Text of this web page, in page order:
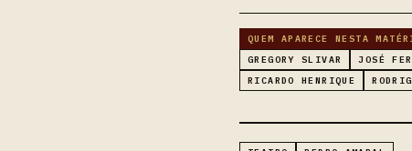
QUEM APARECE NESTA
GREGORY SLIVAR
JOSÉ
RICARDO HENRIQUE